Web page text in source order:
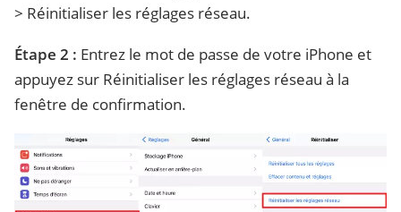
> Réinitialiser les réglages réseau.
Étape 2 : Entrez le mot de passe de votre iPhone et
appuyez sur Réinitialiser les réglages réseau à la
fenêtre de confirmation.